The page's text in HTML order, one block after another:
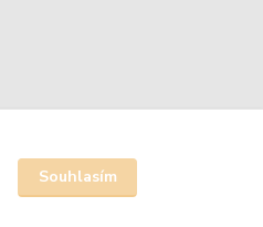
Souhlasím